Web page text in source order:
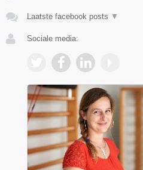
Laatste facebook posts ▼
Sociale media: